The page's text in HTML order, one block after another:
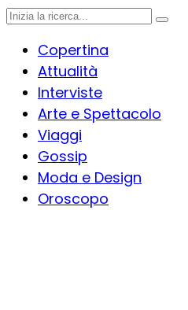
Copertina
Attualità
Interviste
Arte e Spettacolo
Viaggi
Gossip
Moda e Design
Oroscopo